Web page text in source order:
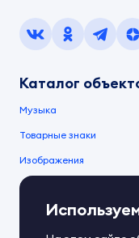
Каталог
Музыка
Товарные знаки
Изображения
О компании
О сервисе